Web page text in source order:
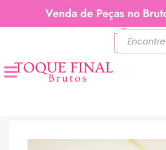
Venda de Peças no